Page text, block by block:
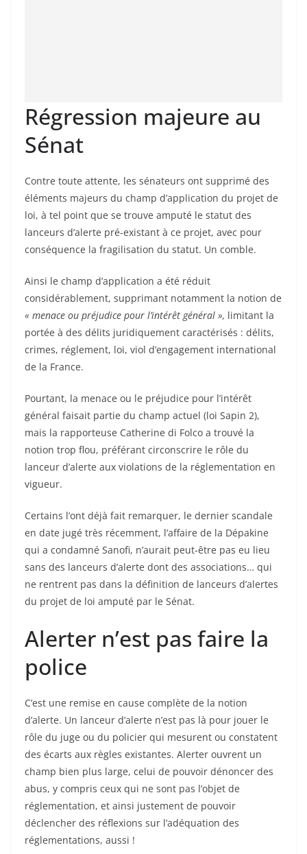
Régression majeure au
Sénat
Contre toute attente, les sénateurs ont supprimé des
éléments majeurs du champ d’application du projet de
loi, à tel point que se trouve amputé le statut des
lanceurs d’alerte pré-existant à ce projet, avec pour
conséquence la fragilisation du statut. Un comble.
Ainsi le champ d’application a été réduit
considérablement, supprimant notamment la notion de
« menace ou préjudice pour l’intérêt général », limitant la
portée à des délits juridiquement caractérisés : délits,
crimes, réglement, loi, viol d’engagement international
de la France.
Pourtant, la menace ou le préjudice pour l’intérêt
général faisait partie du champ actuel (loi Sapin 2),
mais la rapporteuse Catherine di Folco a trouvé la
notion trop flou, préférant circonscrire le rôle du
lanceur d’alerte aux violations de la réglementation en
vigueur.
Certains l’ont déjà fait remarquer, le dernier scandale
en date jugé très récemment, l’affaire de la Dépakine
qui a condamné Sanofi, n’aurait peut-être pas eu lieu
sans des lanceurs d’alerte dont des associations… qui
ne rentrent pas dans la définition de lanceurs d’alertes
du projet de loi amputé par le Sénat.
Alerter n’est pas faire la
police
C’est une remise en cause complète de la notion
d’alerte. Un lanceur d’alerte n’est pas là pour jouer le
rôle du juge ou du policier qui mesurent ou constatent
des écarts aux règles existantes. Alerter ouvrent un
champ bien plus large, celui de pouvoir dénoncer des
abus, y compris ceux qui ne sont pas l’objet de
réglementation, et ainsi justement de pouvoir
déclencher des réflexions sur l’adéquation des
réglementations, aussi !